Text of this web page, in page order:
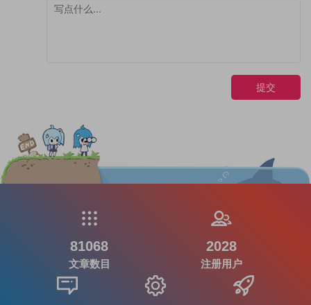
提交
81068
文章数目
2028
注册用户